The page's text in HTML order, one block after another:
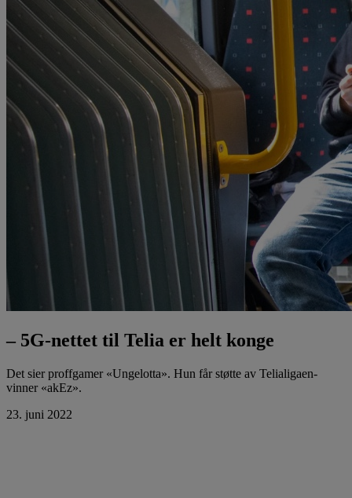
– 5G-nettet til Telia er helt konge
Det sier proffgamer «Ungelotta». Hun får støtte av Telialigaen-
vinner «akEz».
23. juni 2022